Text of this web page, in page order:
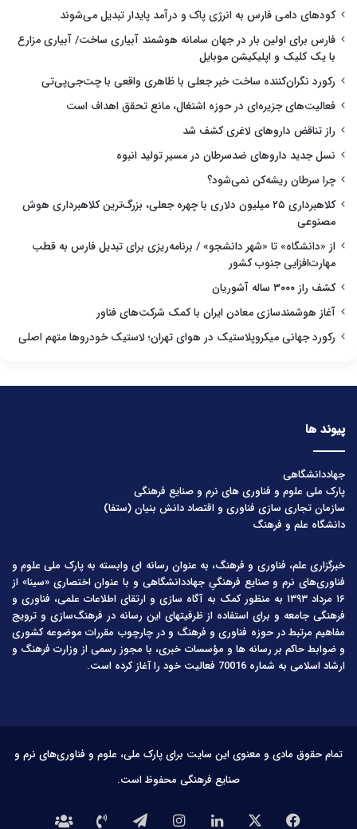
کودهای دامی فارس به انرژی پاک و درآمد پایدار تبدیل می‌شوند
فارس برای اولین بار در جهان سامانه هوشمند آبیاری ساخت/ آبیاری مزارع
با یک کلیک و اپلیکیشن موبایل
رکورد نگران‌کننده ساخت خبر جعلی با ظاهری واقعی با چت‌جی‌پی‌تی
فعالیت‌های جزیره‌ای در حوزه اشتغال، مانع تحقق اهداف است
راز تناقض داروهای لاغری کشف شد
نسل جدید داروهای ضدسرطان در مسیر تولید انبوه
چرا سرطان ریشه‌کن نمی‌شود؟
کلاهبرداری ۲۵ میلیون دلاری با چهره جعلی، بزرگ‌ترین کلاهبرداری هوش
مصنوعی
از «دانشگاه» تا «شهر دانشجو» / برنامه‌ریزی برای تبدیل فارس به قطب
مهارت‌افزایی جنوب کشور
کشف راز ۳۰۰۰ ساله آشوریان
آغاز هوشمندسازی معادن ایران با کمک شرکت‌های فناور
رکورد جهانی میکروپلاستیک در هوای تهران؛ لاستیک خودروها متهم اصلی
پیوند ها
جهاددانشگاهی
پارک ملی علوم و فناوری های نرم و صنایع فرهنگی
سازمان تجاری سازی فناوری و اقتصاد دانش بنیان (ستفا)
دانشگاه علم و فرهنگ
خبرگزاری علم، فناوری و فرهنگ، به عنوان رسانه ای وابسته به پارک ملی علوم و
فناوری‌های نرم و صنایع فرهنگیِ جهاددانشگاهی و با عنوان اختصاری «سینا» از
۱۶ مرداد ۱۳۹۳ به منظور کمک به آگاه سازی و ارتقای اطلاعات علمی، فناوری و
فرهنگی جامعه و برای استفاده از ظرفیتهای این رسانه در فرهنگ‌سازی و ترویج
مفاهیم مرتبط در حوزه فناوری و فرهنگ و در چارچوب مقررات موضوعه کشوری
و ضوابط حاکم بر رسانه ها و مؤسسات خبری، با مجوز رسمی از وزارت فرهنگ و
ارشاد اسلامی به شماره 70016 فعالیت خود را آغاز کرده است.
تمام حقوق مادی و معنوی این سایت برای پارک ملی، علوم و فناوری‌های نرم و
صنایع فرهنگی محفوظ است.
فیس لینکدیناینستاگرامتلگرامتماس درباره